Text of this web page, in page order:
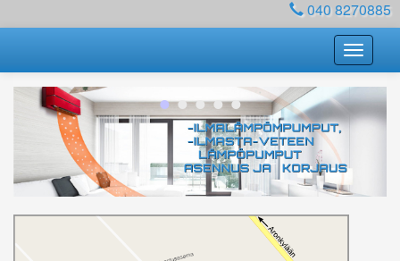
040 8270885
•••••